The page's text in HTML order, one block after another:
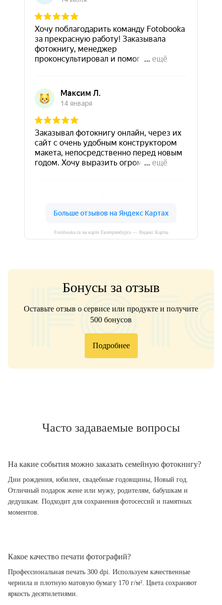
Fotobooka.ru на карте Екатеринбурга — Яндекс Карты
Бонусы за отзыв
Оставьте отзыв о сервисе или продукте и получите
500 бонусов
Подробнее
Часто задаваемые вопросы
На какие события можно заказать семейную фотокнигу?
Дни рождения, юбилеи, свадебные годовщины, Новый год.
Отличный подарок жене или мужу, родителям, бабушкам и
дедушкам. Подходит для сохранения фотосессий и памятных
моментов.
Какое качество печати фотографий?
Профессиональная печать 300 dpi. Используем качественные
чернила и плотную матовую бумагу 170 г/м². Цвета сохраняют
яркость десятилетиями.